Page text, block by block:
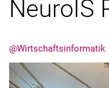
Externe Stellenanzeigen
Jahresberichte
NeuroIS
@Wirtschaftsinformatik